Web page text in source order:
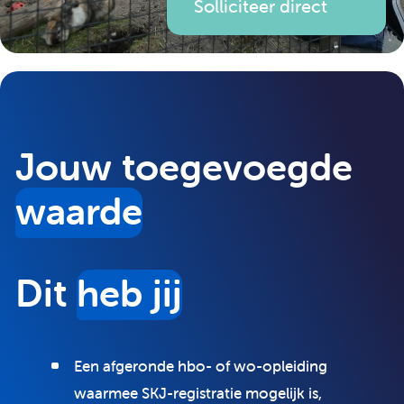
Solliciteer direct
Jouw toegevoegde
waarde
Dit heb jij
Een afgeronde hbo- of wo-opleiding
waarmee SKJ-registratie mogelijk is,